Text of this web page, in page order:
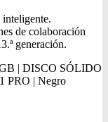
de colaboración
generación.
| DISCO SÓLIDO
PRO | Negro